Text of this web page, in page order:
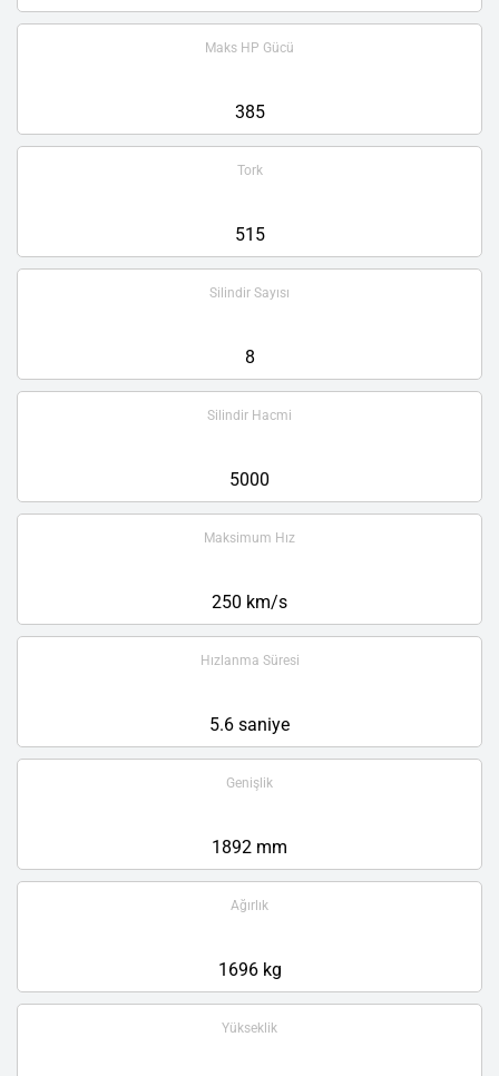
Maks HP Gücü
385
Tork
515
Silindir Sayısı
8
Silindir Hacmi
5000
Maksimum Hız
250 km/s
Hızlanma Süresi
5.6 saniye
Genişlik
1892 mm
Ağırlık
1696 kg
Yükseklik